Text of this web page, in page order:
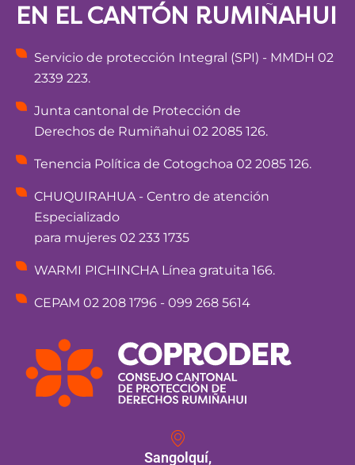
EN EL CANTÓN RUMIÑAHUI
Servicio de protección Integral (SPI) - MMDH 02
2339 223.
Junta cantonal de Protección de
Derechos de Rumiñahui 02 2085 126.
Tenencia Política de Cotogchoa 02 2085 126.
CHUQUIRAHUA - Centro de atención
Especializado
para mujeres 02 233 1735
WARMI PICHINCHA Línea gratuita 166.
CEPAM 02 208 1796 - 099 268 5614
Sangolquí,